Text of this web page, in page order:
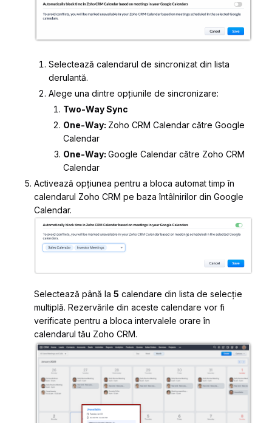
Selectează calendarul de sincronizat din lista
derulantă.
Alege una dintre opțiunile de sincronizare:
Two-Way Sync
One-Way: Zoho CRM Calendar către Google
Calendar
One-Way: Google Calendar către Zoho CRM
Calendar
Activează opțiunea pentru a bloca automat timp în
calendarul Zoho CRM pe baza întâlnirilor din Google
Calendar.
Selectează până la 5 calendare din lista de selecție
multiplă. Rezervările din aceste calendare vor fi
verificate pentru a bloca intervalele orare în
calendarul tău Zoho CRM.